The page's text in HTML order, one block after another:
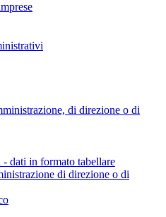
di direzione o di
dati in formato tabellare
di direzione o di